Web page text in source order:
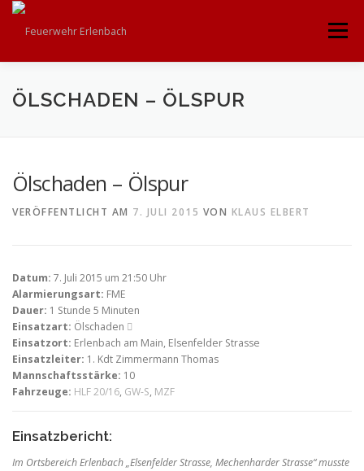
Zum
springen
Menü
STARTSEITE 125 JAHRE FEUERWEHR
WISSENSWERTES KALENDER
ÖLSCHADEN – ÖLSPUR
Ölschaden – Ölspur
VERÖFFENTLICHT AM 7. JULI 2015 VON KLAUS ELBERT
Datum: 7. Juli 2015 um 21:50 Uhr
Alarmierungsart: FME
Dauer: 1 Stunde 5 Minuten
Einsatzart: Ölschaden
Einsatzort: Erlenbach am Main, Elsenfelder Strasse
Einsatzleiter: 1. Kdt Zimmermann Thomas
Mannschaftsstärke: 10
Fahrzeuge: HLF 20/16, GW-S, MZF
Einsatzbericht:
Im Ortsbereich Erlenbach „Elsenfelder Strasse, Mechenharder Strasse“ musste